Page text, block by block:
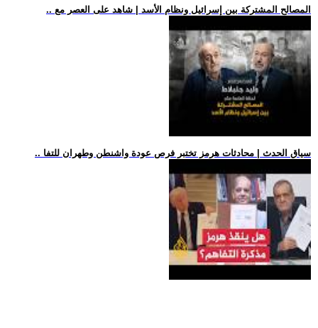
.. المصالح المشتركة بين إسرائيل ونظام الأسد | شاهد على العصر مع
.. سياق الحدث | محادثات هرمز تختبر فرص عودة واشنطن وطهران للتفا